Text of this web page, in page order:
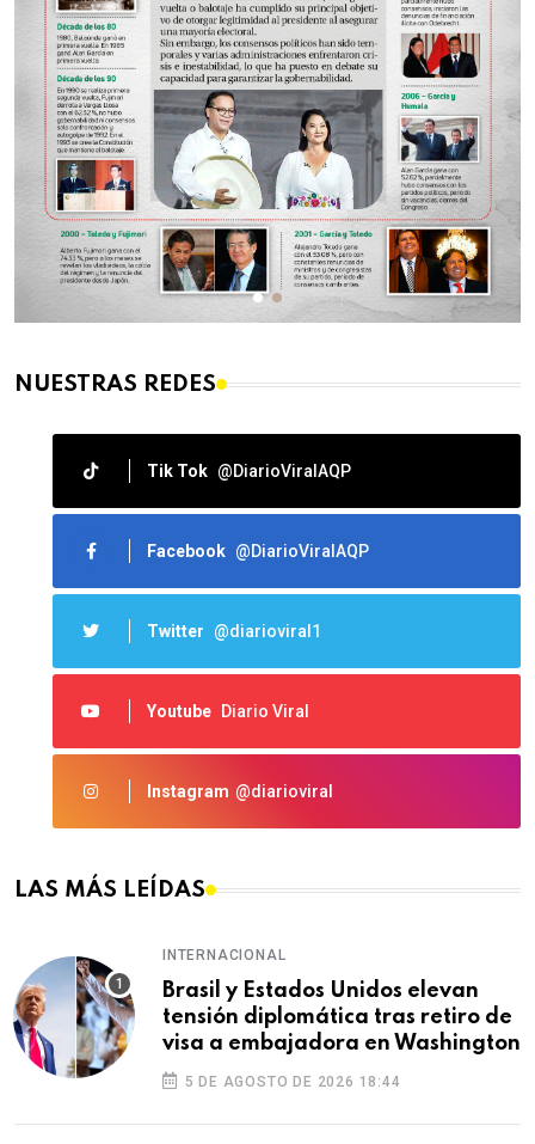
NUESTRAS REDES
Tik Tok @DiarioViralAQP
Facebook @DiarioViralAQP
Twitter @diarioviral1
Youtube Diario Viral
Instagram @diarioviral
LAS MÁS LEÍDAS
INTERNACIONAL
Brasil y Estados Unidos elevan
tensión diplomática tras retiro de
visa a embajadora en Washington
5 DE AGOSTO DE 2026 18:44